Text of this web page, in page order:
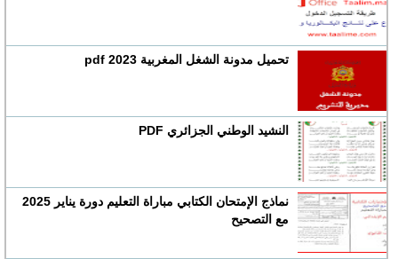
تحميل مدونة الشغل المغربية 2023 pdf
النشيد الوطني الجزائري PDF
نماذج الإمتحان الكتابي مباراة التعليم دورة يناير 2025
مع التصحيح